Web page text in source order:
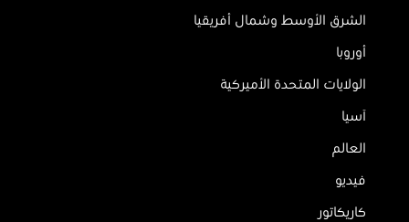
الشرق الأوسط وشمال أفريقيا
أوروبا
الولايات المتحدة الأميركية
آسيا
العالم
فيديو
كاريكاتور